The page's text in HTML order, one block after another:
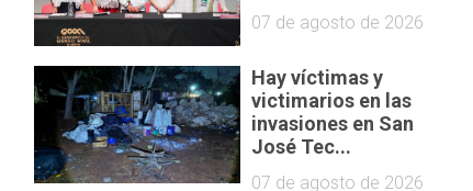
07 de agosto de 2026
Hay víctimas y
victimarios en las
invasiones en San
José Tec...
07 de agosto de 2026